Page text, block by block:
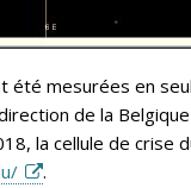
mesurées en
de la
la cellule de
.